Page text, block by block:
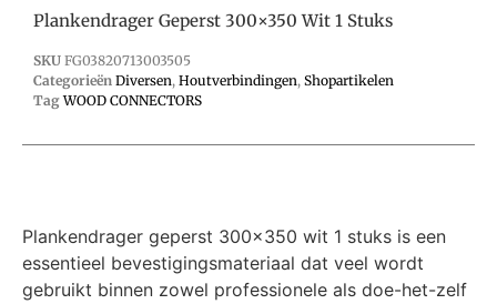
Plankendrager Geperst 300×350 Wit 1 Stuks
SKU FG03820713003505
Categorieën Diversen, Houtverbindingen, Shopartikelen
Tag WOOD CONNECTORS
Plankendrager geperst 300×350 wit 1 stuks is een
essentieel bevestigingsmateriaal dat veel wordt
gebruikt binnen zowel professionele als doe-het-zelf